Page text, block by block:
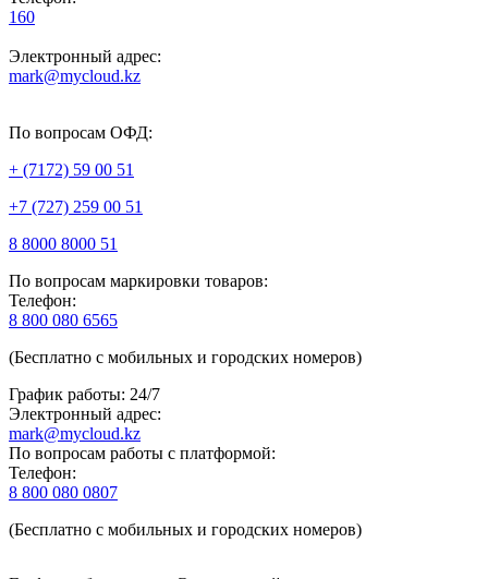
160
Электронный адрес:
mark@mycloud.kz
По вопросам ОФД:
+ (7172) 59 00 51
+7 (727) 259 00 51
8 8000 8000 51
По вопросам маркировки товаров:
Телефон:
8 800 080 6565
(Бесплатно с мобильных и городских номеров)
График работы: 24/7
Электронный адрес:
mark@mycloud.kz
По вопросам работы с платформой:
Телефон:
8 800 080 0807
(Бесплатно с мобильных и городских номеров)